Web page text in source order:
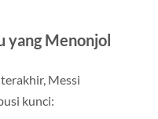
yang Menonjol
Messi
kunci: